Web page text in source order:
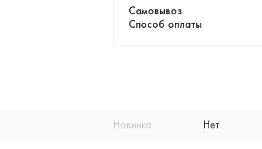
Самовывоз
Способ оплаты
Новинка Нет